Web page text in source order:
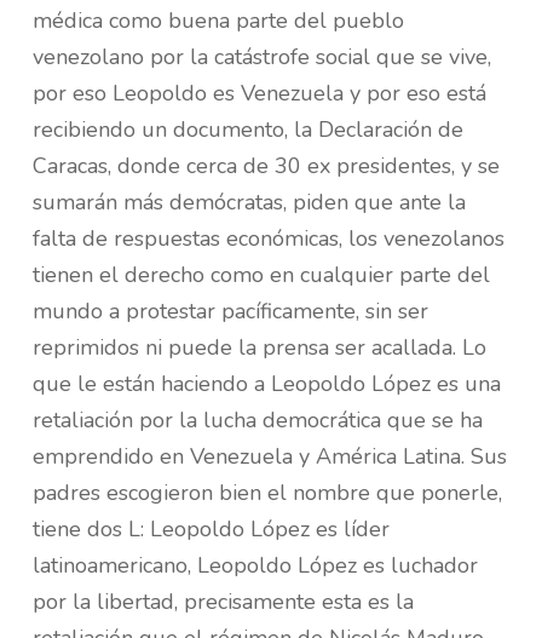
médica como buena parte del pueblo
venezolano por la catástrofe social que se vive,
por eso Leopoldo es Venezuela y por eso está
recibiendo un documento, la Declaración de
Caracas, donde cerca de 30 ex presidentes, y se
sumarán más demócratas, piden que ante la
falta de respuestas económicas, los venezolanos
tienen el derecho como en cualquier parte del
mundo a protestar pacíficamente, sin ser
reprimidos ni puede la prensa ser acallada. Lo
que le están haciendo a Leopoldo López es una
retaliación por la lucha democrática que se ha
emprendido en Venezuela y América Latina. Sus
padres escogieron bien el nombre que ponerle,
tiene dos L: Leopoldo López es líder
latinoamericano, Leopoldo López es luchador
por la libertad, precisamente esta es la